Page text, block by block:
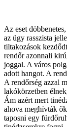
Az eset
az ügy rasszista
tiltakozások
rendőr azonnali
joggal. A város
adott hangot. A
A rendőrség azzal
lakókörzetben
Ám azért mert
ahova meghívták
taposni egy